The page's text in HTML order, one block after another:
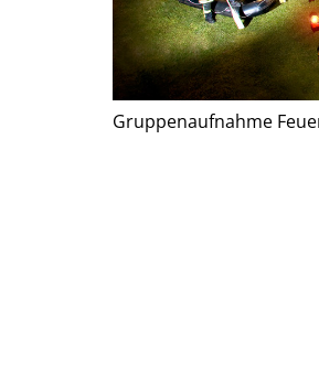
Gruppenaufnahme